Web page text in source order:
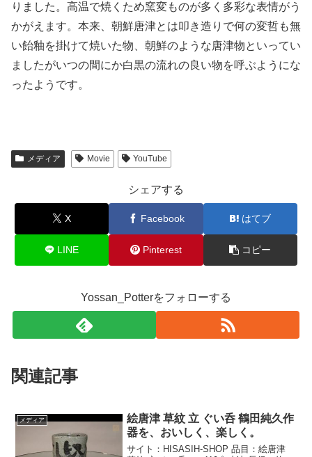
りました。高温で焼くため窯変ものが多く多彩な表情がう
かがえます。本来、朝鮮唐津とは叩き造りで何の変哲も無
い飴釉を掛けて焼いた物、朝鮮のような唐津物といってい
ましたがいつの間にか白黒の流れの良い物を呼ぶようにな
ったようです。
メディア Movie YouTube
シェアする
X Facebook はてブ
LINE Pinterest コピー
Yossan_Potterをフォローする
関連記事
メディア
絵唐津 草紋 立 ぐい呑 鶴田純久作
器を、おいしく、楽しく。
サイト：HISASIH-SHOP 品目：絵唐津